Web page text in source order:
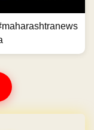
#maharashtranews